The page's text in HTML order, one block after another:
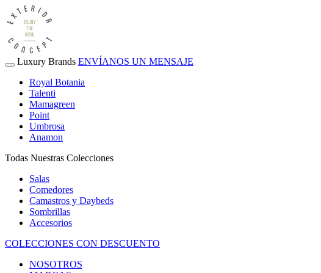
Luxury Brands ENVÍANOS UN MENSAJE
Royal Botania
Talenti
Mamagreen
Point
Umbrosa
Anamon
Todas Nuestras Colecciones
Salas
Comedores
Camastros y Daybeds
Sombrillas
Accesorios
COLECCIONES CON DESCUENTO
NOSOTROS